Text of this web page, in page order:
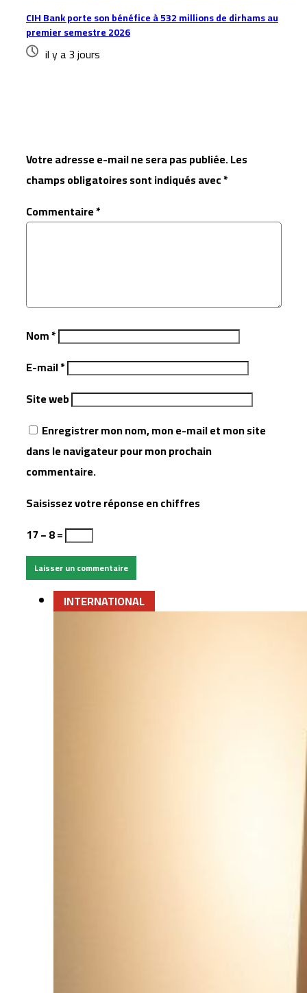
CIH Bank porte son bénéfice à 532 millions de dirhams au
premier semestre 2026
il y a 3 jours
Votre adresse e-mail ne sera pas publiée.Les
champs obligatoires sont indiqués avec*
Commentaire*
Nom*
E-mail*
Site web
Enregistrer mon nom, mon e-mail et mon site
dans le navigateur pour mon prochain
commentaire.
Saisissez votre réponse en chiffres
17 − 8 =
INTERNATIONAL